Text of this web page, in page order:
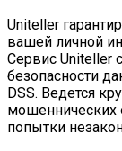
Uniteller
вашей личной
Сервис Uniteller
безопасности
DSS. Ведется
мошеннических
попытки